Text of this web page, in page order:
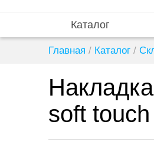
Каталог
Главная / Каталог /
soft